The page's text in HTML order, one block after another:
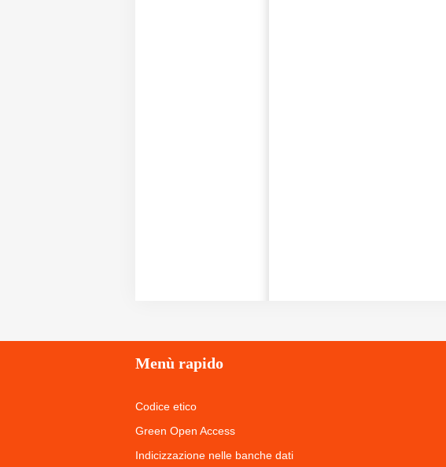
Menù rapido
Codice etico
Green Open Access
Indicizzazione nelle banche dati